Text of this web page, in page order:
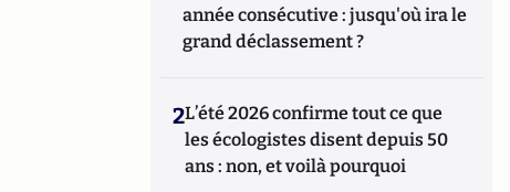
année consécutive : jusqu'où ira le
grand déclassement ?
2L’été 2026 confirme tout ce que
les écologistes disent depuis 50
ans : non, et voilà pourquoi